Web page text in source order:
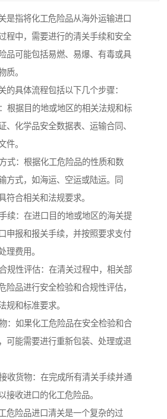
是指将化工危险品从海外运输进口
程中，需要进行的清关手续和安全
品可能包括易燃、易爆、有毒或具
质。
的具体流程包括以下几个步骤：
根据目的地或地区的相关法规和标
、化学品安全数据表、运输合同、
件。
式：根据化工危险品的性质和数
方式，如海运、空运或陆运。同
符合相关和法规要求。
续：在进口目的地或地区的海关提
申报和报关手续，并按照要求支付
理费用。
规性评估：在清关过程中，相关部
险品进行安全检验和合规性评估，
规和标准要求。
：如果化工危险品在安全检验和合
可能需要进行重新包装、处理或退
收货物：在完成所有清关手续并通
接收进口的化工危险品。
危险品进口清关是一个复杂的过